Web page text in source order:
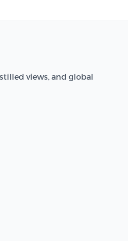
views, and global